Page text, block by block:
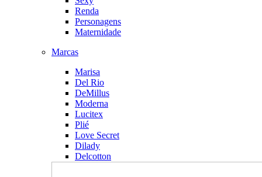
Renda
Personagens
Maternidade
Marcas
Marisa
Del Rio
DeMillus
Moderna
Lucitex
Plié
Love Secret
Dilady
Delcotton